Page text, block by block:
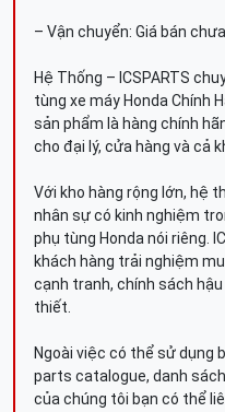
– Vận chuyển: Giá bán
Hệ Thống – ICSPARTS
tùng xe máy Honda Chính
sản phẩm là hàng chính
cho đại lý, cửa hàng và cả
Với kho hàng rộng lớn, hệ
nhân sự có kinh nghiệm
phụ tùng Honda nói riêng.
khách hàng trải nghiệm
cạnh tranh, chính sách
thiết.
Ngoài việc có thể sử dụng
parts catalogue, danh
của chúng tôi bạn có thể